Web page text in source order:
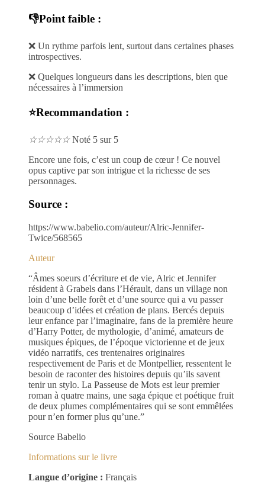
👎Point faible :
❌ Un rythme parfois lent, surtout dans certaines phases
introspectives.
❌ Quelques longueurs dans les descriptions, bien que
nécessaires à l’immersion
⭐Recommandation :
☆☆☆☆☆ Noté 5 sur 5
Encore une fois, c’est un coup de cœur ! Ce nouvel
opus captive par son intrigue et la richesse de ses
personnages.
Source :
https://www.babelio.com/auteur/Alric-Jennifer-
Twice/568565
Auteur
“Âmes soeurs d’écriture et de vie, Alric et Jennifer
résident à Grabels dans l’Hérault, dans un village non
loin d’une belle forêt et d’une source qui a vu passer
beaucoup d’idées et création de plans. Bercés depuis
leur enfance par l’imaginaire, fans de la première heure
d’Harry Potter, de mythologie, d’animé, amateurs de
musiques épiques, de l’époque victorienne et de jeux
vidéo narratifs, ces trentenaires originaires
respectivement de Paris et de Montpellier, ressentent le
besoin de raconter des histoires depuis qu’ils savent
tenir un stylo. La Passeuse de Mots est leur premier
roman à quatre mains, une saga épique et poétique fruit
de deux plumes complémentaires qui se sont emmêlées
pour n’en former plus qu’une.”
Source Babelio
Informations sur le livre
Langue d’origine : Français